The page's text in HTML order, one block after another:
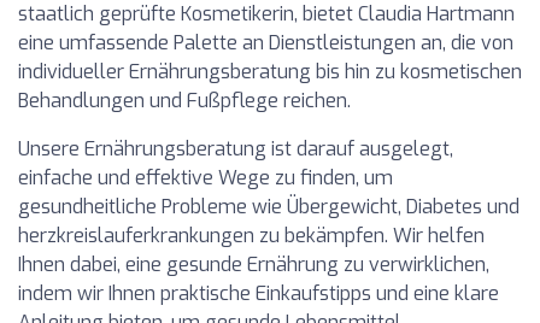
staatlich geprüfte Kosmetikerin, bietet Claudia Hartmann
eine umfassende Palette an Dienstleistungen an, die von
individueller Ernährungsberatung bis hin zu kosmetischen
Behandlungen und Fußpflege reichen.
Unsere Ernährungsberatung ist darauf ausgelegt,
einfache und effektive Wege zu finden, um
gesundheitliche Probleme wie Übergewicht, Diabetes und
herzkreislauferkrankungen zu bekämpfen. Wir helfen
Ihnen dabei, eine gesunde Ernährung zu verwirklichen,
indem wir Ihnen praktische Einkaufstipps und eine klare